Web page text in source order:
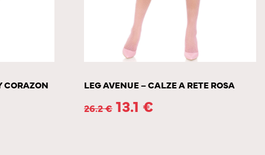
CORAZON LEG AVENUE – CALZE A RETE ROSA
26.2€ 13.1 €